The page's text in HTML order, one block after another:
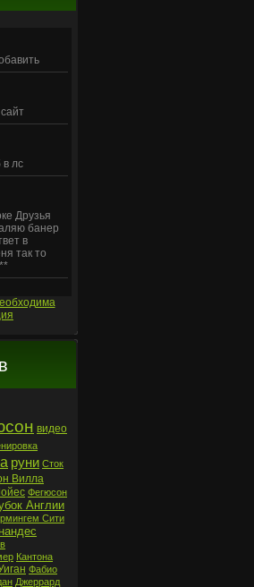
видео
руни Сток
Вилла
Фегюсон
Англии
Сити
Кантона
Фабио
Джеррард